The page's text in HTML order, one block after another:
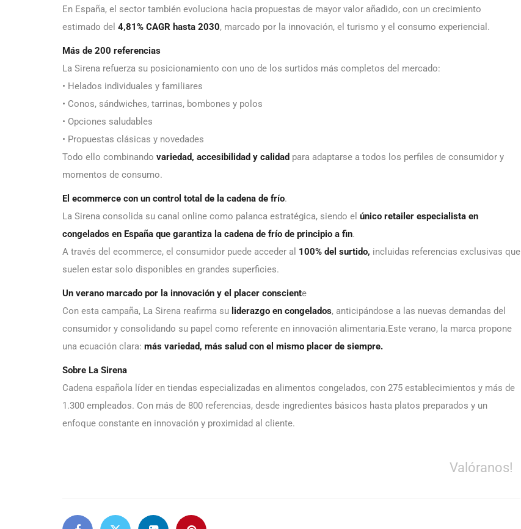
En España, el sector también evoluciona hacia propuestas de mayor valor añadido, con un crecimiento
estimado del 4,81% CAGR hasta 2030, marcado por la innovación, el turismo y el consumo experiencial.
Más de 200 referencias
La Sirena refuerza su posicionamiento con uno de los surtidos más completos del mercado:
• Helados individuales y familiares
• Conos, sándwiches, tarrinas, bombones y polos
• Opciones saludables
• Propuestas clásicas y novedades
Todo ello combinando variedad, accesibilidad y calidad para adaptarse a todos los perfiles de consumidor y
momentos de consumo.
El ecommerce con un control total de la cadena de frío.
La Sirena consolida su canal online como palanca estratégica, siendo el único retailer especialista en
congelados en España que garantiza la cadena de frío de principio a fin.
A través del ecommerce, el consumidor puede acceder al 100% del surtido, incluidas referencias exclusivas que
suelen estar solo disponibles en grandes superficies.
Un verano marcado por la innovación y el placer consciente
Con esta campaña, La Sirena reafirma su liderazgo en congelados, anticipándose a las nuevas demandas del
consumidor y consolidando su papel como referente en innovación alimentaria.Este verano, la marca propone
una ecuación clara: más variedad, más salud con el mismo placer de siempre.
Sobre La Sirena
Cadena española líder en tiendas especializadas en alimentos congelados, con 275 establecimientos y más de
1.300 empleados. Con más de 800 referencias, desde ingredientes básicos hasta platos preparados y un
enfoque constante en innovación y proximidad al cliente.
Valóranos!